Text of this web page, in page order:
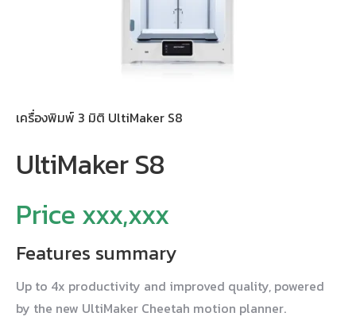
เครื่องพิมพ์ 3 มิติ UltiMaker S8
UltiMaker S8
Price xxx,xxx
Features summary
Up to 4x productivity and improved quality, powered
by the new UltiMaker Cheetah motion planner.